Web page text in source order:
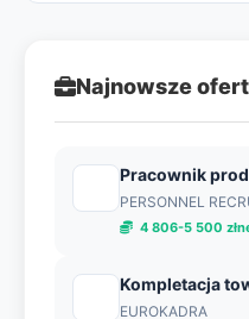
Najnowsze
Pracownik
PERSONNEL
4 806-5 500
Kompletacja
EUROKADRA